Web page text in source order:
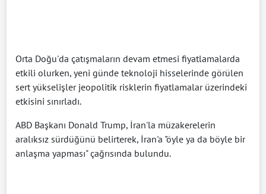
Orta Doğu'da çatışmaların devam etmesi fiyatlamalarda
etkili olurken, yeni günde teknoloji hisselerinde görülen
sert yükselişler jeopolitik risklerin fiyatlamalar üzerindeki
etkisini sınırladı.
ABD Başkanı Donald Trump, İran'la müzakerelerin
aralıksız sürdüğünü belirterek, İran'a "öyle ya da böyle bir
anlaşma yapması" çağrısında bulundu.